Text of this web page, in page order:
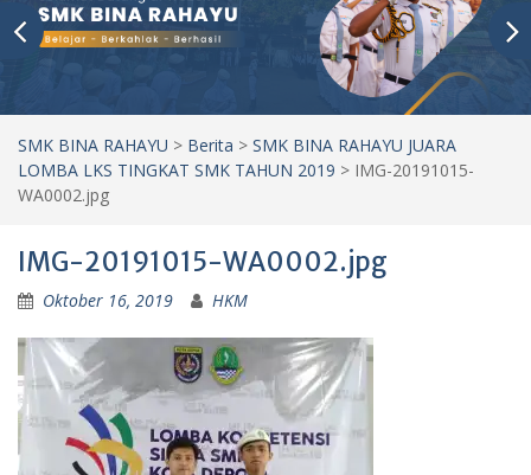
SMK BINA RAHAYU > Berita > SMK BINA RAHAYU JUARA
LOMBA LKS TINGKAT SMK TAHUN 2019 > IMG-20191015-
WA0002.jpg
IMG-20191015-WA0002.jpg
Oktober 16, 2019 HKM